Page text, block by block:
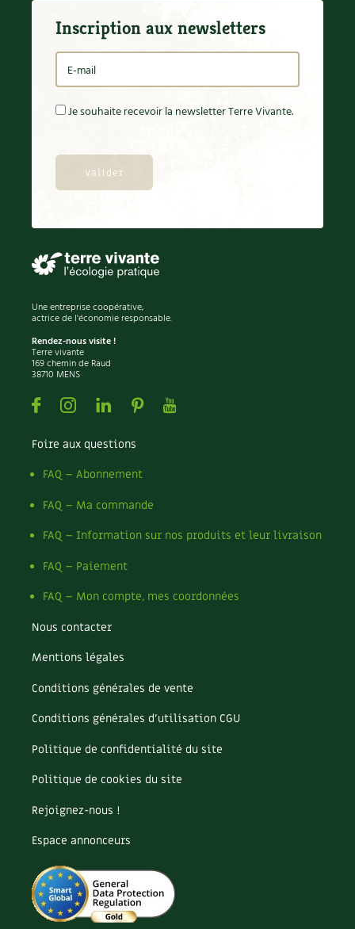
Inscription aux newsletters
Je souhaite recevoir la newsletter Terre Vivante.
Une entreprise coopérative,
actrice de l'économie responsable.
Rendez-nous visite !
Terre vivante
169 chemin de Raud
38710 MENS
FacebookInstagramLinkedin
PinterestYoutube
Foire aux questions
FAQ – Abonnement
FAQ – Ma commande
FAQ – Information sur nos produits et leur livraison
FAQ – Paiement
FAQ – Mon compte, mes coordonnées
Nous contacter
Mentions légales
Conditions générales de vente
Conditions générales d’utilisation CGU
Politique de confidentialité du site
Politique de cookies du site
Rejoignez-nous !
Espace annonceurs